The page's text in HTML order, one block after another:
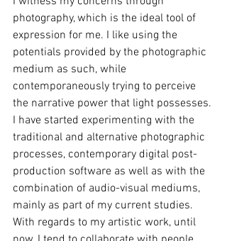
photography, which is the ideal tool of
expression for me. I like using the
potentials provided by the photographic
medium as such, while
contemporaneously trying to perceive
the narrative power that light possesses.
I have started experimenting with the
traditional and alternative photographic
processes, contemporary digital post-
production software as well as with the
combination of audio-visual mediums,
mainly as part of my current studies.
With regards to my artistic work, until